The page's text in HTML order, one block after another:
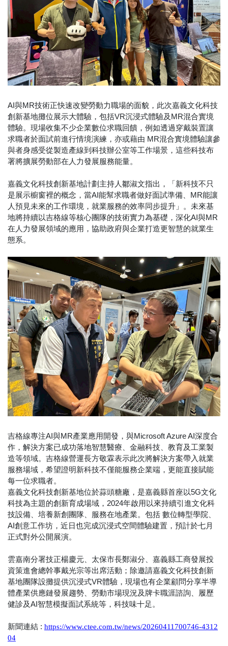
AI與MR技術正快速改變勞動力職場的面貌，此次嘉義文化科技
創新基地攤位展示大體驗，包括VR沉浸式體驗及MR混合實境
體驗。現場收集不少企業數位求職回饋，例如透過穿戴裝置讓
求職者於面試前進行情境演練，亦或藉由 MR混合實境體驗讓參
與者身感受從製造產線到科技辦公室等工作場景，這些科技布
署將擴展勞動部在人力發展服務能量。
嘉義文化科技創新基地計劃主持人鄒淑文指出，「新科技不只
是展示櫥窗裡的概念，當AI能幫求職者做好面試準備、MR能讓
人預見未來的工作環境，就業服務的效率同步提升」。未來基
地將持續以吉格線等核心團隊的技術實力為基礎，深化AI與MR
在人力發展領域的應用，協助政府與企業打造更智慧的就業生
態系。
吉格線專注AI與MR產業應用開發，與Microsoft Azure AI深度合
作，解決方案已成功落地智慧醫療、金融科技、教育及工業製
造等領域。吉格線營運長方敬霖表示此次將解決方案帶入就業
服務場域，希望證明新科技不僅能服務企業端，更能直接賦能
每一位求職者。
嘉義文化科技創新基地位於蒜頭糖廠，是嘉義縣首座以5G文化
科技為主題的創新育成場域，2024年啟用以來持續引進文化科
技設備、培養新創團隊、服務在地產業。包括 數位轉型學院、
AI創意工作坊，近日也完成沉浸式空間體驗建置，預計於七月
正式對外公開展演。
雲嘉南分署技正楊慶元、太保市長鄭淑分、嘉義縣工商發展投
資策進會總幹事戴光宗等出席活動；除邀請嘉義文化科技創新
基地團隊設攤提供沉浸式VR體驗，現場也有企業顧問分享半導
體產業供應鏈發展趨勢、勞動市場現況及牌卡職涯諮詢、履歷
健診及AI智慧模擬面試系統等，科技味十足。
新聞連結 : https://www.ctee.com.tw/news/20260411700746-4312
04